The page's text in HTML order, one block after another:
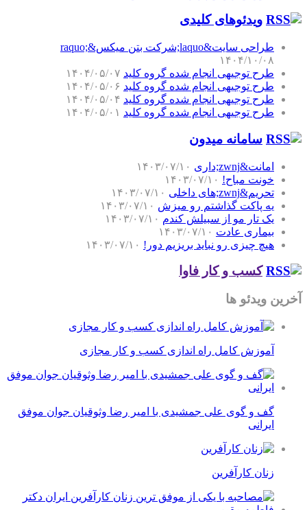
ویدئوهای کلیدی
طراحی سایت&laquo;شرکت بتن میکس&raquo;
۱۴۰۴/۱۰/۰۸
طرح توجیهی انجام شده گروه کلید ۱۴۰۴/۰۵/۰۷
طرح توجیهی انجام شده گروه کلید ۱۴۰۴/۰۵/۰۶
طرح توجیهی انجام شده گروه کلید ۱۴۰۴/۰۵/۰۴
طرح توجیهی انجام شده گروه کلید ۱۴۰۴/۰۵/۰۱
سامانه میدون
امانت&zwnj;داری
۱۴۰۳/۰۷/۱۰
خونت مباح! ۱۴۰۳/۰۷/۱۰
تحریم&zwnj;های داخلی
۱۴۰۳/۰۷/۱۰
یه پاکت گذاشتم رو میزش ۱۴۰۳/۰۷/۱۰
یک تار مو از سبیلش کندم ۱۴۰۳/۰۷/۱۰
بیماری عادت ۱۴۰۳/۰۷/۱۰
هیچ چیزی رو نباید بریزیم دور! ۱۴۰۳/۰۷/۱۰
کسب و کار فاوا
آخرین ویدئو ها
آموزش کامل راه اندازی کسب و کار مجازی
گف و گوی علی جمشیدی با امیر رضا وثوقیان جوان موفق
ایرانی
زنان کارآفرین